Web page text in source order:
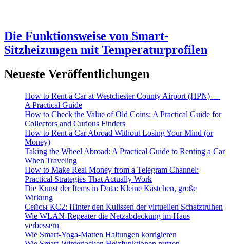
Die Funktionsweise von Smart-
Sitzheizungen mit Temperaturprofilen
Neueste Veröffentlichungen
How to Rent a Car at Westchester County Airport (HPN) —
A Practical Guide
How to Check the Value of Old Coins: A Practical Guide for
Collectors and Curious Finders
How to Rent a Car Abroad Without Losing Your Mind (or
Money)
Taking the Wheel Abroad: A Practical Guide to Renting a Car
When Traveling
How to Make Real Money from a Telegram Channel:
Practical Strategies That Actually Work
Die Kunst der Items in Dota: Kleine Kästchen, große
Wirkung
Cейсы КС2: Hinter den Kulissen der virtuellen Schatztruhen
Wie WLAN-Repeater die Netzabdeckung im Haus
verbessern
Wie Smart-Yoga-Matten Haltungen korrigieren